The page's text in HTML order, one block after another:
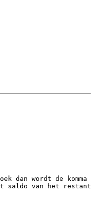
dan wordt de komma
saldo van het restant